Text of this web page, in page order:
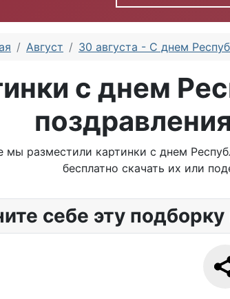
Август 30 августа - С днем
с днем
мы разместили картинки с днем
бесплатно скачать их или
себе эту